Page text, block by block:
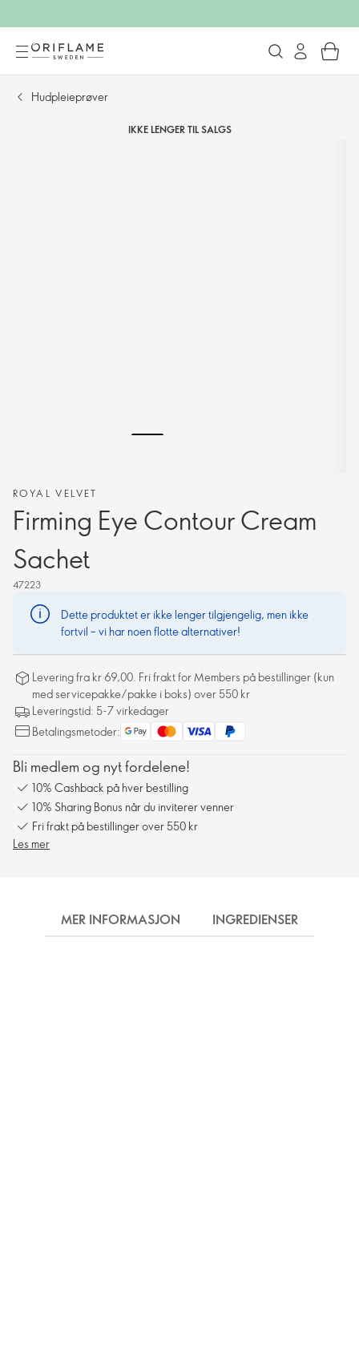
Hudpleieprøver
IKKE LENGER TIL SALGS
ROYAL VELVET
Firming Eye Contour Cream
Sachet
47223
Dette produktet er ikke lenger tilgjengelig, men ikke
fortvil – vi har noen flotte alternativer!
Levering fra kr 69,00. Fri frakt for Members på bestillinger (kun
med servicepakke/pakke i boks) over 550 kr
Leveringstid: 5-7 virkedager
Betalingsmetoder:
Bli medlem og nyt fordelene!
10% Cashback på hver bestilling
10% Sharing Bonus når du inviterer venner
Fri frakt på bestillinger over 550 kr
Les mer
MER INFORMASJON INGREDIENSER